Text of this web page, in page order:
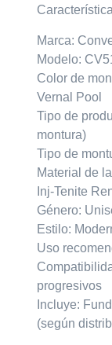
Marca:
Modelo:
Color de
Vernal Pool
Tipo de
montura)
Tipo de
Material de
Inj-Tenite
Género:
Estilo:
Uso
progresivos
Incluye:
(según